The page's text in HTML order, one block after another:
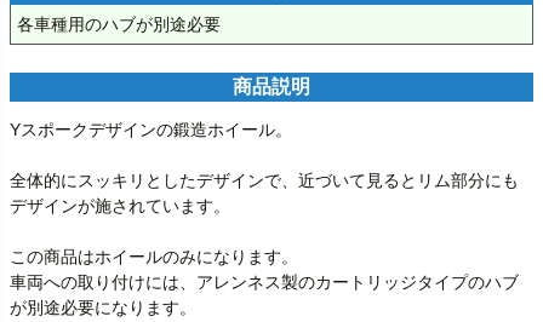
各車種用のハブが別途必要
商品説明
Yスポークデザインの鍛造ホイール。
全体的にスッキリとしたデザインで、近づいて見るとリム部分にも
デザインが施されています。
この商品はホイールのみになります。
車両への取り付けには、アレンネス製のカートリッジタイプのハブ
が別途必要になります。